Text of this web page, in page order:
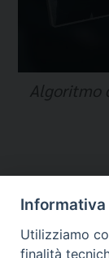
Algoritmo
Temi:
INTELLIGENZA
Informativa
Utilizziamo
finalità